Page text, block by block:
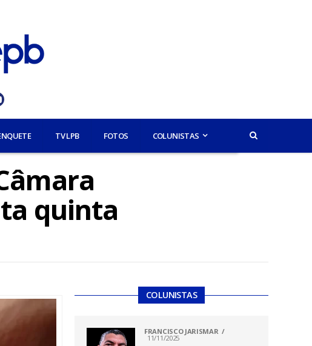
TV LPB FOTOS COLUNISTAS
quinta
COLUNISTAS
FRANCISCO JARISMAR
11/11/2025